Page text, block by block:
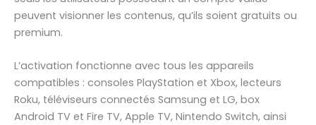
peuvent visionner les contenus, qu’ils soient gratuits ou
premium.
L’activation fonctionne avec tous les appareils
compatibles : consoles PlayStation et Xbox, lecteurs
Roku, téléviseurs connectés Samsung et LG, box
Android TV et Fire TV, Apple TV, Nintendo Switch, ainsi